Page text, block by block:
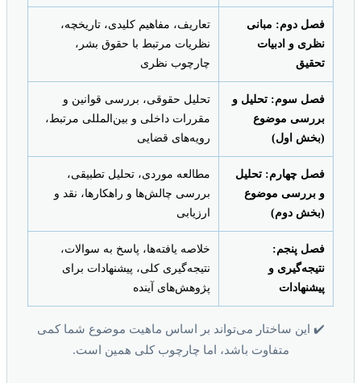
فصل دوم: مبانی
نظری و ادبیات
تحقیق
تعاریف، مفاهیم کلیدی، تاریخچه،
نظریات مرتبط با حقوق بشر،
چارچوب نظری
فصل سوم: تحلیل و
بررسی موضوع
(بخش اول)
تحلیل حقوقی، بررسی قوانین و
مقررات داخلی و بین‌المللی مرتبط،
رویه‌های قضایی
فصل چهارم: تحلیل
و بررسی موضوع
(بخش دوم)
مطالعه موردی، تحلیل تطبیقی،
بررسی چالش‌ها و راهکارها، نقد و
ارزیابی
فصل پنجم:
نتیجه‌گیری و
پیشنهادات
خلاصه یافته‌ها، پاسخ به سوالات،
نتیجه‌گیری کلی، پیشنهادات برای
پژوهش‌های آینده
✔️ این ساختار می‌تواند بر اساس ماهیت موضوع شما کمی
متفاوت باشد، اما چارچوب کلی همین است.